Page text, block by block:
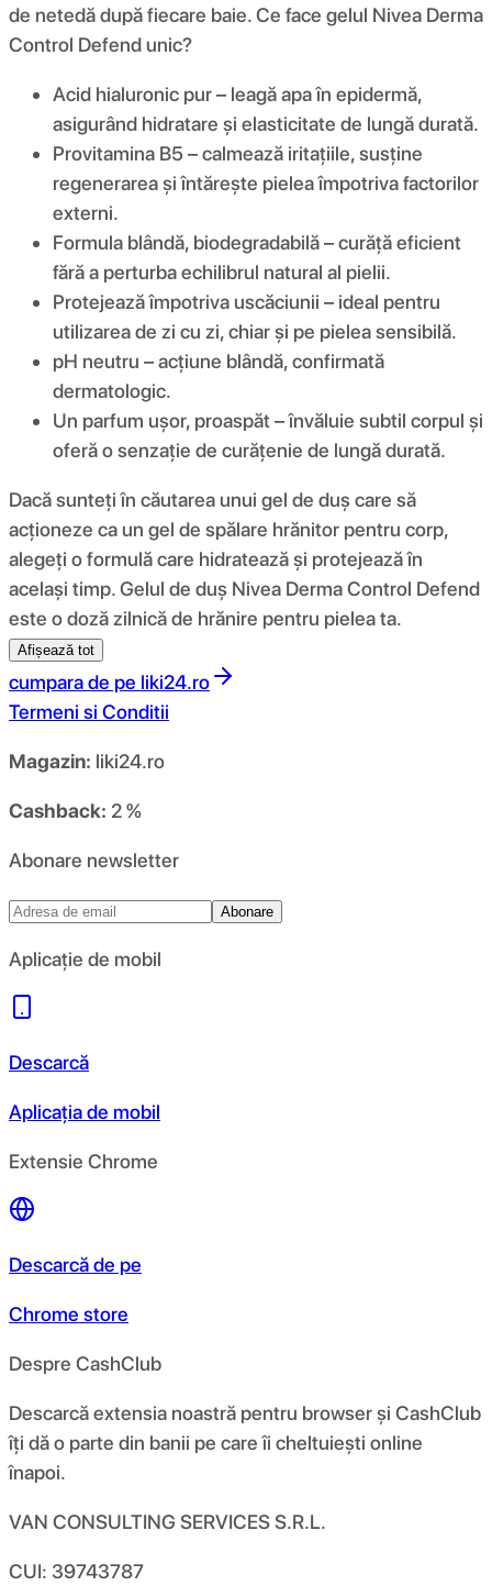
de netedă după fiecare baie. Ce face gelul Nivea Derma
Control Defend unic?
Acid hialuronic pur – leagă apa în epidermă,
asigurând hidratare și elasticitate de lungă durată.
Provitamina B5 – calmează iritațiile, susține
regenerarea și întărește pielea împotriva factorilor
externi.
Formula blândă, biodegradabilă – curăță eficient
fără a perturba echilibrul natural al pielii.
Protejează împotriva uscăciunii – ideal pentru
utilizarea de zi cu zi, chiar și pe pielea sensibilă.
pH neutru – acțiune blândă, confirmată
dermatologic.
Un parfum ușor, proaspăt – învăluie subtil corpul și
oferă o senzație de curățenie de lungă durată.
Dacă sunteți în căutarea unui gel de duș care să
acționeze ca un gel de spălare hrănitor pentru corp,
alegeți o formulă care hidratează și protejează în
același timp. Gelul de duș Nivea Derma Control Defend
este o doză zilnică de hrănire pentru pielea ta.
Afișează tot
cumpara de pe liki24.ro
Termeni si Conditii
Magazin: liki24.ro
Cashback: 2 %
Abonare newsletter
Abonare
Aplicație de mobil
Descarcă
Aplicația de mobil
Extensie Chrome
Descarcă de pe
Chrome store
Despre CashClub
Descarcă extensia noastră pentru browser și CashClub
îți dă o parte din banii pe care îi cheltuiești online
înapoi.
VAN CONSULTING SERVICES S.R.L.
CUI: 39743787